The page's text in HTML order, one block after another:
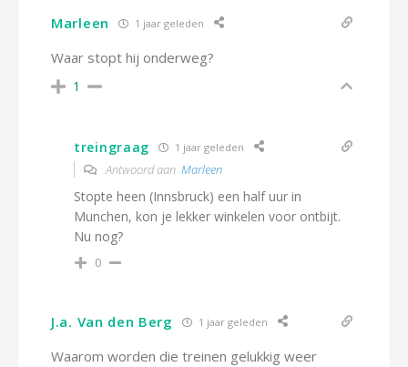
Marleen 1 jaar geleden
Waar stopt hij onderweg?
1
treingraag 1 jaar geleden
Antwoord aan Marleen
Stopte heen (Innsbruck) een half uur in
Munchen, kon je lekker winkelen voor ontbijt.
Nu nog?
0
J.a. Van den Berg 1 jaar geleden
Waarom worden die treinen gelukkig weer